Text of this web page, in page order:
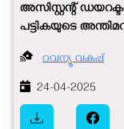
അസിസ്റ്റന്റ്
പട്ടികയുടെ
റവന്യൂ വകുപ്പ്
24-04-2025